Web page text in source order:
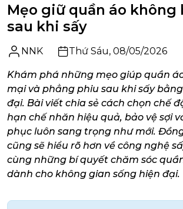
Mẹo giữ quần áo không
sau khi sấy
NNK Thứ Sáu, 08/05/2026
Khám phá những mẹo giúp quần
mại và phẳng phiu sau khi sấy
đại. Bài viết chia sẻ cách chọn chế
hạn chế nhăn hiệu quả, bảo vệ sợi
phục luôn sang trọng như mới.
cũng sẽ hiểu rõ hơn về công nghệ
cùng những bí quyết chăm sóc
dành cho không gian sống hiện đại.
Kết hợp treo và gấp quần áo đúng